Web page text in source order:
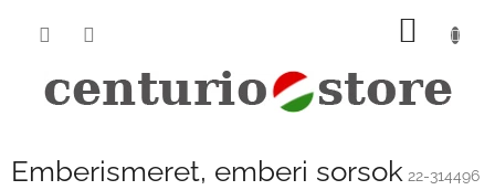
KOSÁR
Emberismeret, emberi sorsok 22-314496